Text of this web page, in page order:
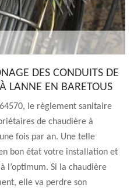
DES CONDUITS DE
LANNE EN BARETOUS
le règlement sanitaire
de chaudière à
fois par an. Une telle
bon état votre installation et
l’optimum. Si la chaudière
elle va perdre son